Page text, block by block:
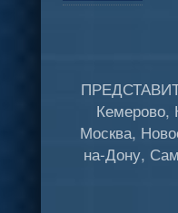
Кемерово,
Москва,
на-Дону,